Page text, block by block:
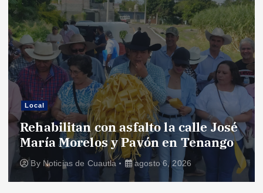
Local
Rehabilitan con asfalto la calle José
María Morelos y Pavón en Tenango
By Noticias de Cuautla agosto 6, 2026